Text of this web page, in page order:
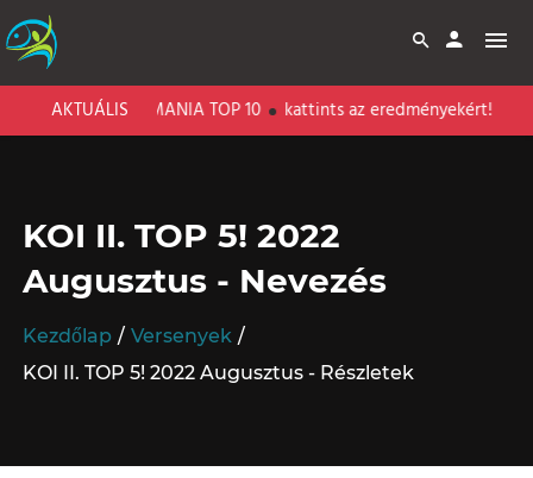
AKTUÁLIS
- PECAMANIA TOP 10 kattints az eredményekért!
KOI II. TOP 5! 2022
Augusztus - Nevezés
Kezdőlap
Versenyek
KOI II. TOP 5! 2022 Augusztus - Részletek